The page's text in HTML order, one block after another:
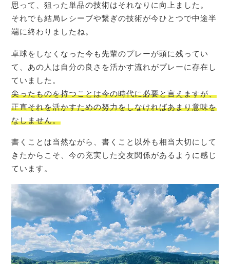
思って、狙った単品の技術はそれなりに向上ました。
それでも結局レシーブや繋ぎの技術が今ひとつで中途半
端に終わりましたね。
卓球をしなくなった今も先輩のプレーが頭に残ってい
て、あの人は自分の良さを活かす流れがプレーに存在し
ていました。
尖ったものを持つことは今の時代に必要と言えますが、
正直それを活かすための努力をしなければあまり意味を
なしません。
書くことは当然ながら、書くこと以外も相当大切にして
きたからこそ、今の充実した交友関係があるように感じ
ています。